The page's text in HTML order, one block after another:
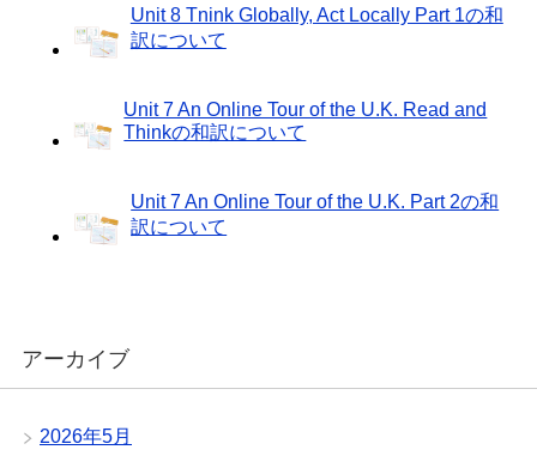
Unit 8 Tnink Globally, Act Locally Part 1の和
訳について
Unit 7 An Online Tour of the U.K. Read and
Thinkの和訳について
Unit 7 An Online Tour of the U.K. Part 2の和
訳について
アーカイブ
2026年5月